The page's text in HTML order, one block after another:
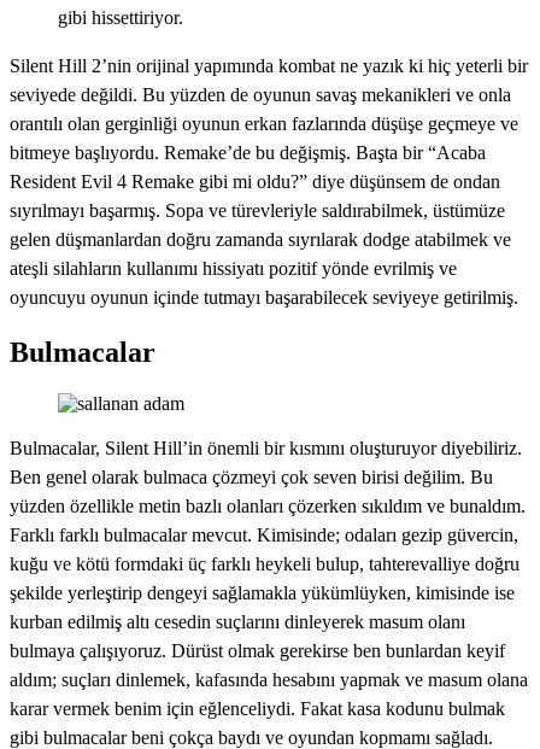
gibi hissettiriyor.
Silent Hill 2’nin orijinal yapımında kombat ne yazık ki hiç yeterli bir
seviyede değildi. Bu yüzden de oyunun savaş mekanikleri ve onla
orantılı olan gerginliği oyunun erkan fazlarında düşüşe geçmeye ve
bitmeye başlıyordu. Remake’de bu değişmiş. Başta bir “Acaba
Resident Evil 4 Remake gibi mi oldu?” diye düşünsem de ondan
sıyrılmayı başarmış. Sopa ve türevleriyle saldırabilmek, üstümüze
gelen düşmanlardan doğru zamanda sıyrılarak dodge atabilmek ve
ateşli silahların kullanımı hissiyatı pozitif yönde evrilmiş ve
oyuncuyu oyunun içinde tutmayı başarabilecek seviyeye getirilmiş.
Bulmacalar
Bulmacalar, Silent Hill’in önemli bir kısmını oluşturuyor diyebiliriz.
Ben genel olarak bulmaca çözmeyi çok seven birisi değilim. Bu
yüzden özellikle metin bazlı olanları çözerken sıkıldım ve bunaldım.
Farklı farklı bulmacalar mevcut. Kimisinde; odaları gezip güvercin,
kuğu ve kötü formdaki üç farklı heykeli bulup, tahterevalliye doğru
şekilde yerleştirip dengeyi sağlamakla yükümlüyken, kimisinde ise
kurban edilmiş altı cesedin suçlarını dinleyerek masum olanı
bulmaya çalışıyoruz. Dürüst olmak gerekirse ben bunlardan keyif
aldım; suçları dinlemek, kafasında hesabını yapmak ve masum olana
karar vermek benim için eğlenceliydi. Fakat kasa kodunu bulmak
gibi bulmacalar beni çokça baydı ve oyundan kopmamı sağladı.